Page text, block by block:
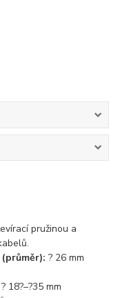
pružinou a
(průměr):? 26 mm
? 18?–?35 mm